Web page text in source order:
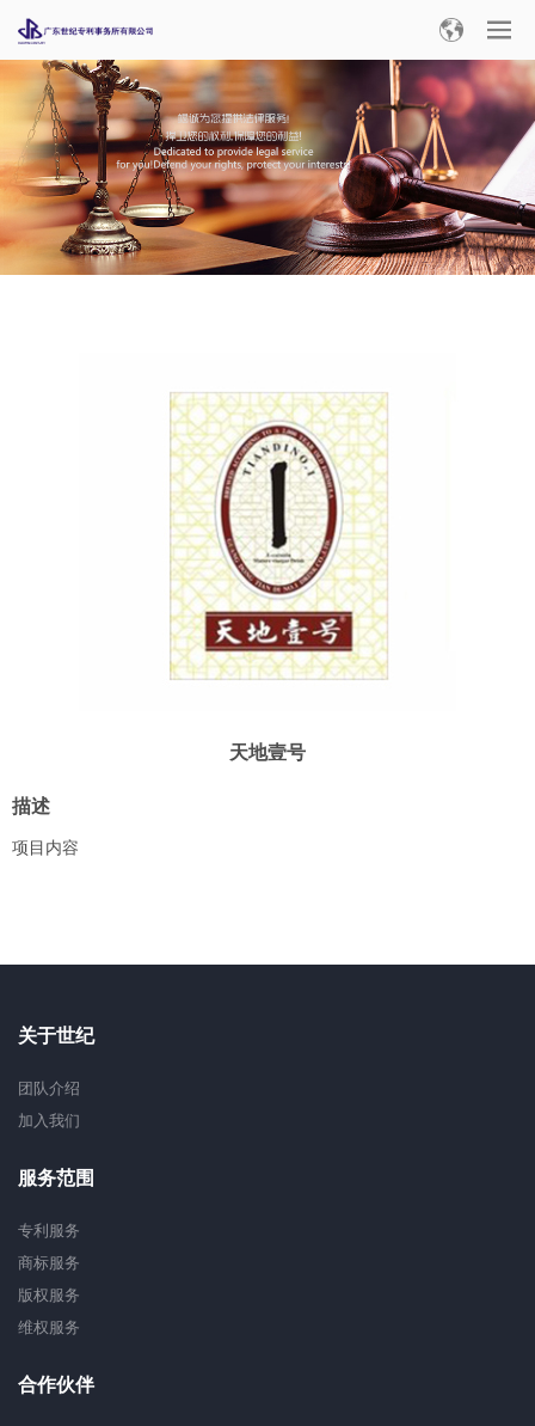
天地壹号
描述
项目内容
关于世纪
团队介绍
加入我们
服务范围
专利服务
商标服务
版权服务
维权服务
合作伙伴